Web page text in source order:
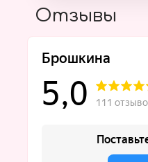
Отзывы